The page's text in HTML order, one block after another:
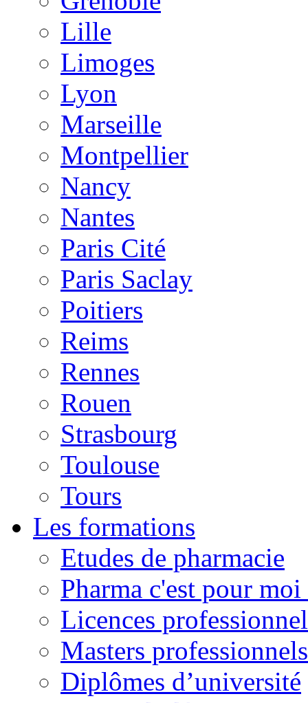
Lille
Limoges
Lyon
Marseille
Montpellier
Nancy
Nantes
Paris Cité
Paris Saclay
Poitiers
Reims
Rennes
Rouen
Strasbourg
Toulouse
Tours
Les formations
Etudes de pharmacie
Pharma c'est pour
Licences
Masters
Diplômes d’université